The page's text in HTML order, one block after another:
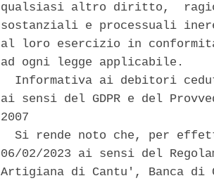
qualsiasi altro diritto,
sostanziali e processuali
al loro esercizio in
ad ogni legge applicabile.
Informativa ai debitori
ai sensi del GDPR e del
2007
Si rende noto che, per
06/02/2023 ai sensi del
Artigiana di Cantu', Banca di